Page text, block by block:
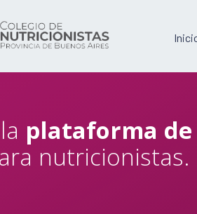
plataforma
nutricionistas.